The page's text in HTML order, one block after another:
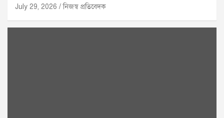
July 29, 2026 নিজস্ব প্রতিবেদক